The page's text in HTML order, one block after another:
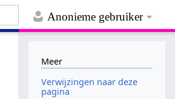
Anonieme gebruiker
Meer
Verwijzingen naar deze
pagina